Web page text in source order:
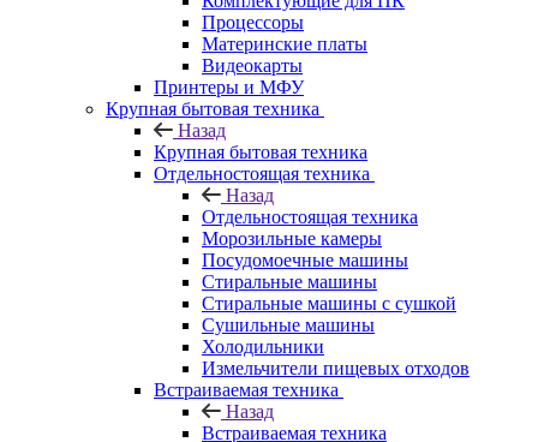
Процессоры
Материнские платы
Видеокарты
Принтеры и МФУ
Крупная бытовая техника
Назад
Крупная бытовая техника
Отдельностоящая техника
Назад
Отдельностоящая техника
Морозильные камеры
Посудомоечные машины
Стиральные машины
Стиральные машины с сушкой
Сушильные машины
Холодильники
Измельчители пищевых отходов
Встраиваемая техника
Назад
Встраиваемая техника